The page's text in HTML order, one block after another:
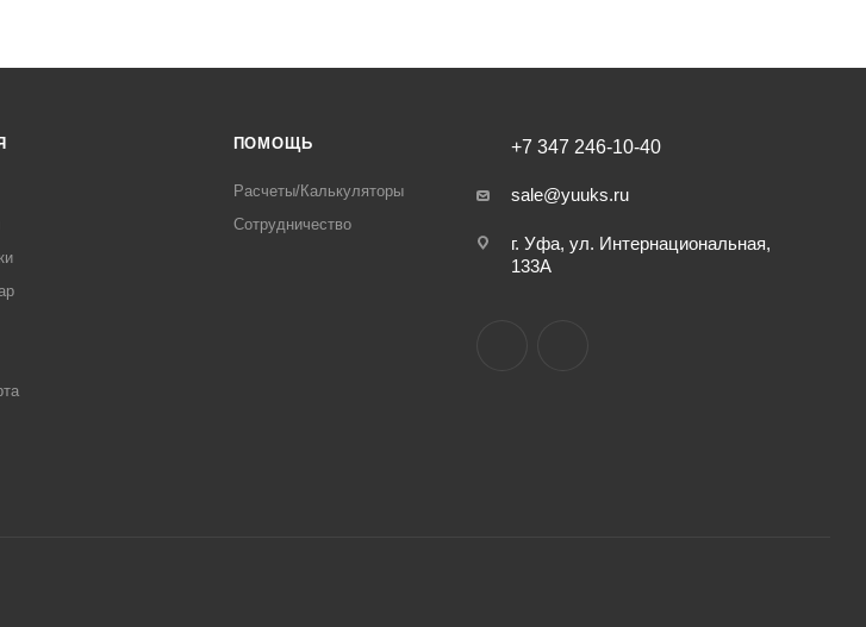
ПОМОЩЬ
Расчеты/Калькуляторы
Сотрудничество
+7 347 246-10-40
sale@yuuks.ru
г. Уфа, ул. Интернациональная,
133А